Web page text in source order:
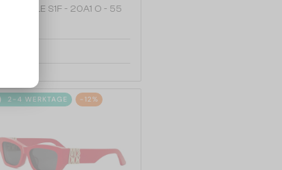
DIORESILLE S1F - 20A1 O - 55
2-4 WERKTAGE -12%